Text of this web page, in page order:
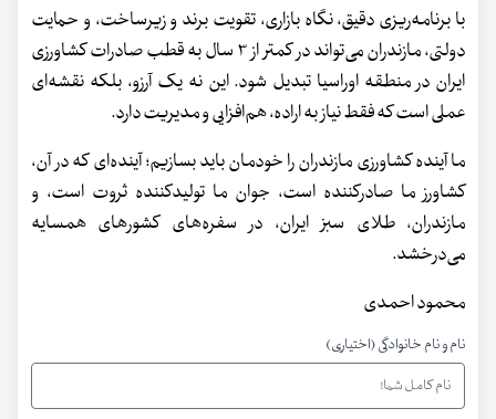
با برنامه‌ریزی دقیق، نگاه بازاری، تقویت برند و زیرساخت، و حمایت
دولتی، مازندران می‌تواند در کمتر از ۳ سال به قطب صادرات کشاورزی
ایران در منطقه اوراسیا تبدیل شود. این نه یک آرزو، بلکه نقشه‌ای
عملی است که فقط نیاز به اراده، هم‌افزایی و مدیریت دارد.
ما آینده کشاورزی مازندران را خودمان باید بسازیم؛ آینده‌ای که در آن،
کشاورز ما صادرکننده است، جوان ما تولیدکننده ثروت است، و
مازندران، طلای سبز ایران، در سفره‌های کشورهای همسایه
می‌درخشد.
محمود احمدی
نام و نام خانوادگی (اختیاری)